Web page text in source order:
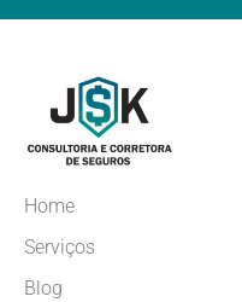
Home
Serviços
Blog